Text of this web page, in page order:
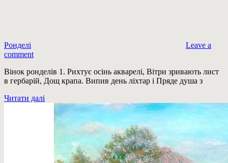
Ронделі
Leave a
comment
Вінок ронделів 1. Рихтує осінь акварелі, Вітри зривають лист
в гербарій, Дощ крапа. Випив день ліхтар і Пряде душа з
Читати далі